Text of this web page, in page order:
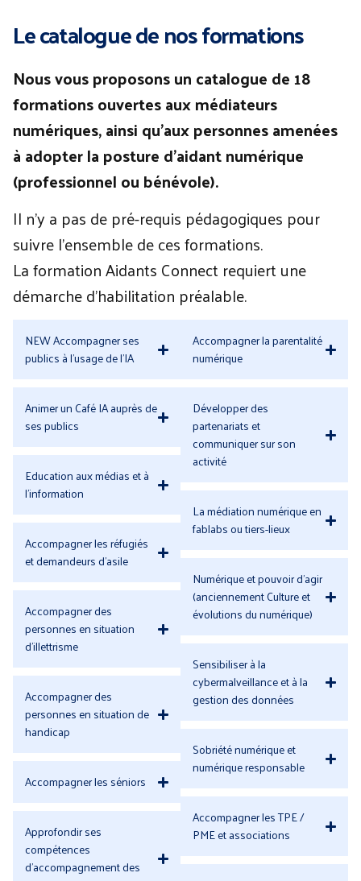
Le catalogue de nos formations
Nous vous proposons un catalogue de 18
formations ouvertes aux médiateurs
numériques, ainsi qu’aux personnes amenées
à adopter la posture d’aidant numérique
(professionnel ou bénévole).
Il n’y a pas de pré-requis pédagogiques pour
suivre l’ensemble de ces formations.
La formation Aidants Connect requiert une
démarche d’habilitation préalable.
NEW Accompagner ses
publics à l'usage de l'IA
Animer un Café IA auprès de
ses publics
Education aux médias et à
l'information
Accompagner les réfugiés
et demandeurs d'asile
Accompagner des
personnes en situation
d'illettrisme
Accompagner des
personnes en situation de
handicap
Accompagner les séniors
Approfondir ses
compétences
d'accompagnement des
Accompagner la parentalité
numérique
Développer des
partenariats et
communiquer sur son
activité
La médiation numérique en
fablabs ou tiers-lieux
Numérique et pouvoir d'agir
(anciennement Culture et
évolutions du numérique)
Sensibiliser à la
cybermalveillance et à la
gestion des données
Sobriété numérique et
numérique responsable
Accompagner les TPE /
PME et associations